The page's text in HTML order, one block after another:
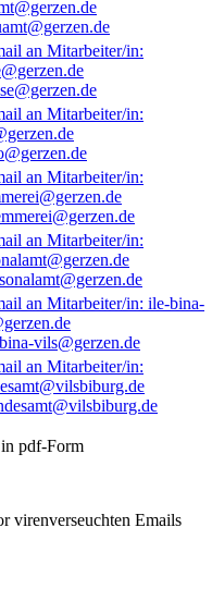
vils@gerzen.de
virenverseuchten Emails